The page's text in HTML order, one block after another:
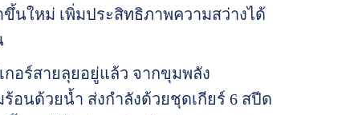
นใหม่ เพิ่มประสิทธิภาพความสว่างได้
กอร์สายลุยอยู่แล้ว จากขุมพลัง
ร้อนด้วยน้ำ ส่งกำลังด้วยชุดเกียร์ 6 สปีด